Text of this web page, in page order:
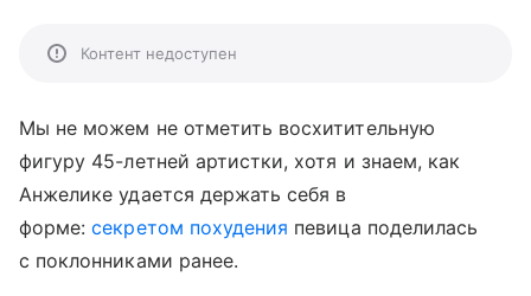
Контент недоступен
Мы не можем не отметить восхитительную
фигуру 45-летней артистки, хотя и знаем, как
Анжелике удается держать себя в
форме:секретом похудения певица поделилась
с поклонниками ранее.